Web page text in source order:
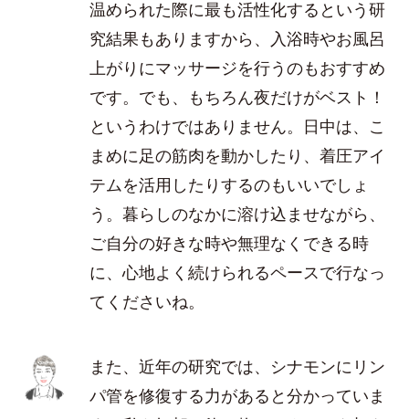
温められた際に最も活性化するという研
究結果もありますから、入浴時やお風呂
上がりにマッサージを行うのもおすすめ
です。でも、もちろん夜だけがベスト！
というわけではありません。日中は、こ
まめに足の筋肉を動かしたり、着圧アイ
テムを活用したりするのもいいでしょ
う。暮らしのなかに溶け込ませながら、
ご自分の好きな時や無理なくできる時
に、心地よく続けられるペースで行なっ
てくださいね。
また、近年の研究では、シナモンにリン
パ管を修復する力があると分かっていま